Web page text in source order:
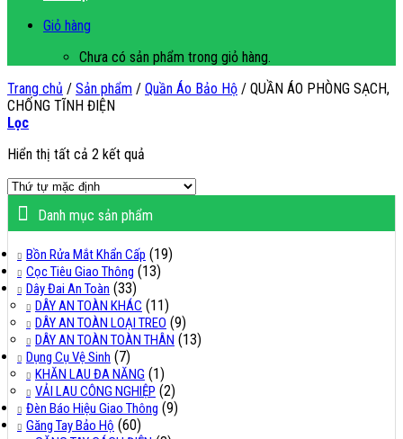
Giỏ hàng
Chưa có sản phẩm trong giỏ hàng.
Trang chủ / Sản phẩm / Quần Áo Bảo Hộ / QUẦN ÁO PHÒNG SẠCH,
CHỐNG TĨNH ĐIỆN
Lọc
Hiển thị tất cả 2 kết quả
Danh mục sản phẩm
Bồn Rửa Mắt Khẩn Cấp (19)
Cọc Tiêu Giao Thông (13)
Dây Đai An Toàn (33)
DÂY AN TOÀN KHÁC (11)
DÂY AN TOÀN LOẠI TREO (9)
DÂY AN TOÀN TOÀN THÂN (13)
Dụng Cụ Vệ Sinh (7)
KHĂN LAU ĐA NĂNG (1)
VẢI LAU CÔNG NGHIỆP (2)
Đèn Báo Hiệu Giao Thông (9)
Găng Tay Bảo Hộ (60)